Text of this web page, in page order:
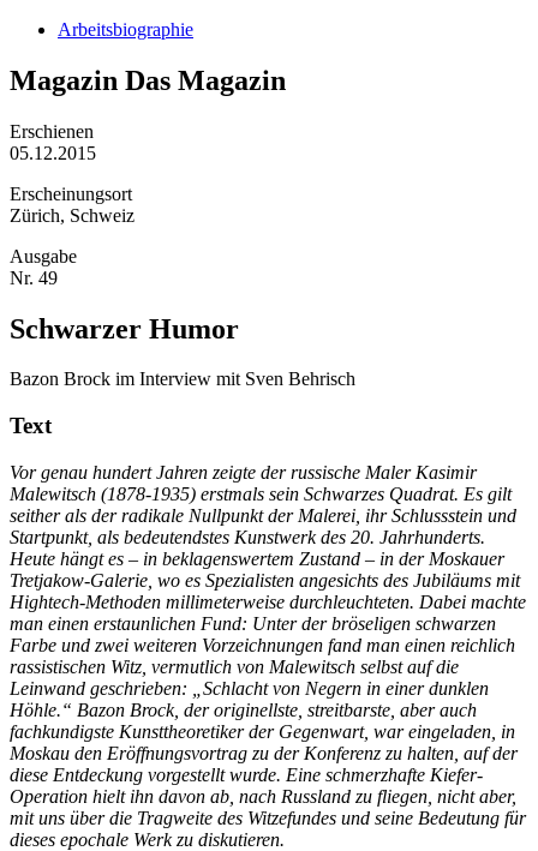
Arbeitsbiographie
Magazin Das Magazin
Erschienen
05.12.2015
Erscheinungsort
Zürich, Schweiz
Ausgabe
Nr. 49
Schwarzer Humor
Bazon Brock im Interview mit Sven Behrisch
Text
Vor genau hundert Jahren zeigte der russische Maler Kasimir
Malewitsch (1878-1935) erstmals sein Schwarzes Quadrat. Es gilt
seither als der radikale Nullpunkt der Malerei, ihr Schlussstein und
Startpunkt, als bedeutendstes Kunstwerk des 20. Jahrhunderts.
Heute hängt es – in beklagenswertem Zustand – in der Moskauer
Tretjakow-Galerie, wo es Spezialisten angesichts des Jubiläums mit
Hightech-Methoden millimeterweise durchleuchteten. Dabei machte
man einen erstaunlichen Fund: Unter der bröseligen schwarzen
Farbe und zwei weiteren Vorzeichnungen fand man einen reichlich
rassistischen Witz, vermutlich von Malewitsch selbst auf die
Leinwand geschrieben: „Schlacht von Negern in einer dunklen
Höhle.“ Bazon Brock, der originellste, streitbarste, aber auch
fachkundigste Kunsttheoretiker der Gegenwart, war eingeladen, in
Moskau den Eröffnungsvortrag zu der Konferenz zu halten, auf der
diese Entdeckung vorgestellt wurde. Eine schmerzhafte Kiefer-
Operation hielt ihn davon ab, nach Russland zu fliegen, nicht aber,
mit uns über die Tragweite des Witzefundes und seine Bedeutung für
dieses epochale Werk zu diskutieren.